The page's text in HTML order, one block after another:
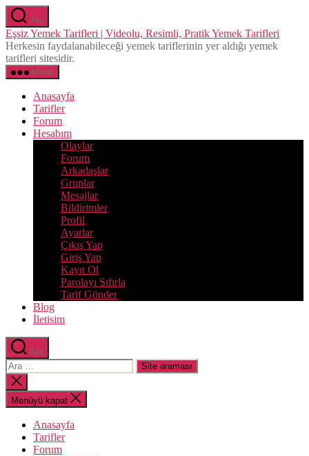
İçeriğe
atla
Ara
Eşsiz Yemek Tarifleri | Videolu, Resimli, Pratik Yemek Tarifleri
Herkesin faydalanabileceği yemek tariflerinin yer aldığı yemek
tarifleri sitesidir.
Menü
Anasayfa
Tarifler
Forum
Hesabım
Olaylar
Forum
Arkadaşlar
Gruplar
Mesajlar
Bildirimler
Profil
Ayarlar
Çıkış Yap
Giriş Yap
Kayıt Ol
Parolayı Sıfırla
Tarif Gönder
Blog
İletisim
Ara
Arama
yap:
Aramayı
kapat
Menüyü kapat
Anasayfa
Tarifler
Forum